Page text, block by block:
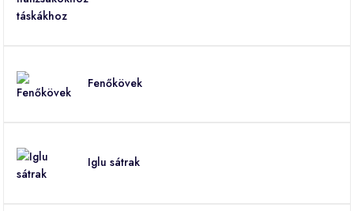
Fenőkövek
Iglu sátrak